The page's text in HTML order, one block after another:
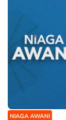
NIAGA AWANI